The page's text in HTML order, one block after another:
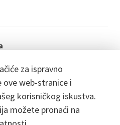
za ispravno
ove web-stranice i
korisničkog iskustva.
možete pronaći na